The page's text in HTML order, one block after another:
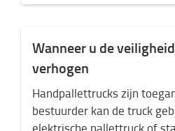
Wanneer u de
verhogen
Handpallettrucks zijn
bestuurder kan de truck
elektrische pallettruck of